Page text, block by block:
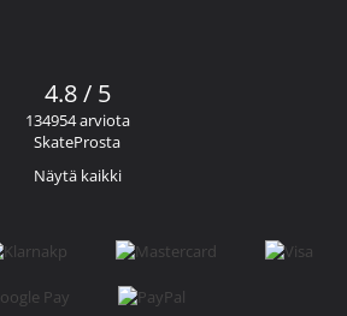
4.8 / 5
134954 arviota
SkateProsta
Näytä kaikki